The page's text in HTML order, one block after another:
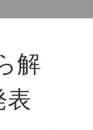
解
表